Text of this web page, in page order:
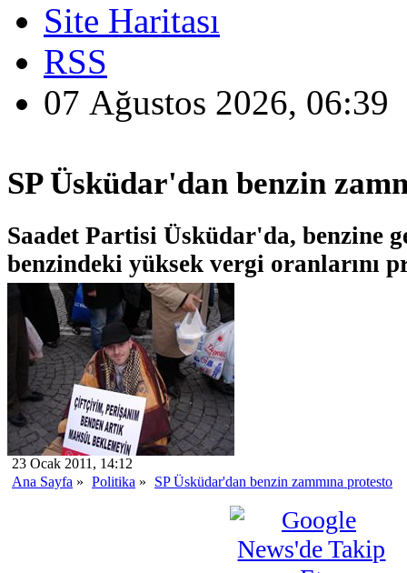
Site Haritası
RSS
07 Ağustos 2026, 06:39
SP Üsküdar'dan benzin
Saadet Partisi Üsküdar'da, benzine
benzindeki yüksek vergi oranlarını
23 Ocak 2011, 14:12
Ana Sayfa » Politika » SP Üsküdar'dan benzin zammına protesto